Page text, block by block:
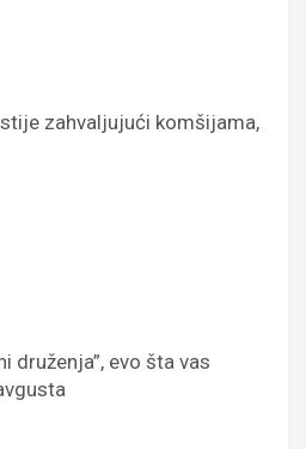
zahvaljujući komšijama,
druženja”, evo šta vas